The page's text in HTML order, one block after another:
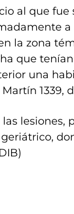
al que fue
a
la zona
que
una
1339,
lesiones,